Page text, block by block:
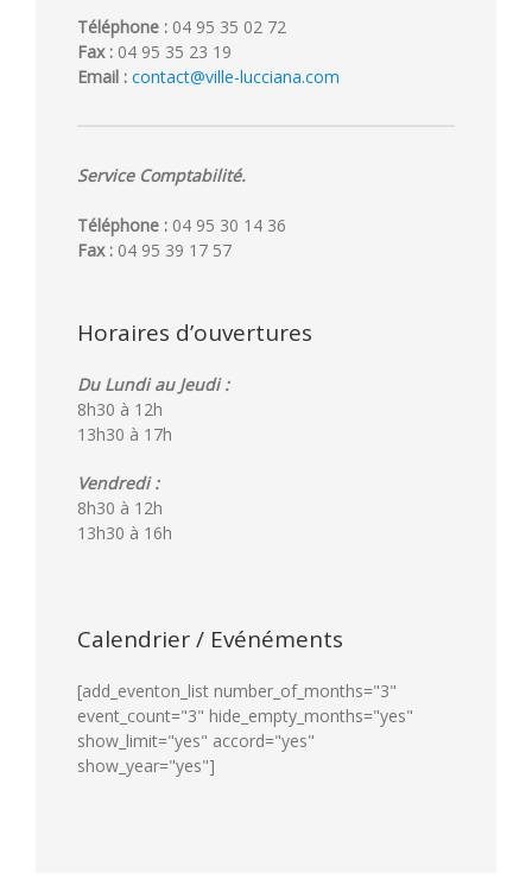
Téléphone : 04 95 35 02 72
Fax : 04 95 35 23 19
Email : contact@ville-lucciana.com
Service Comptabilité.
Téléphone : 04 95 30 14 36
Fax : 04 95 39 17 57
Horaires d’ouvertures
Du Lundi au Jeudi :
8h30 à 12h
13h30 à 17h
Vendredi :
8h30 à 12h
13h30 à 16h
Calendrier / Evénéments
[add_eventon_list number_of_months="3"
event_count="3" hide_empty_months="yes"
show_limit="yes" accord="yes"
show_year="yes"]